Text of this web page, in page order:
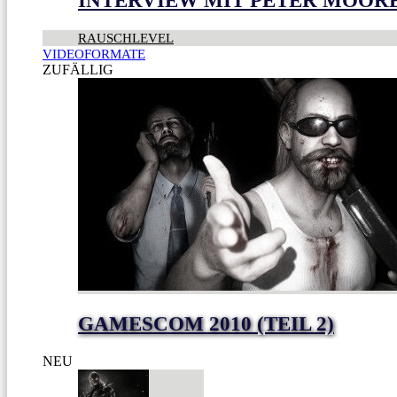
RAUSCHLEVEL
VIDEOFORMATE
ZUFÄLLIG
GAMESCOM 2010 (TEIL 2)
NEU